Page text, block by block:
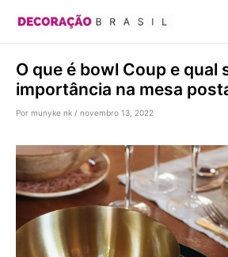
conteúdo
O que é bowl Coup e qual
importância na mesa
Por munyke nk / novembro 13, 2022